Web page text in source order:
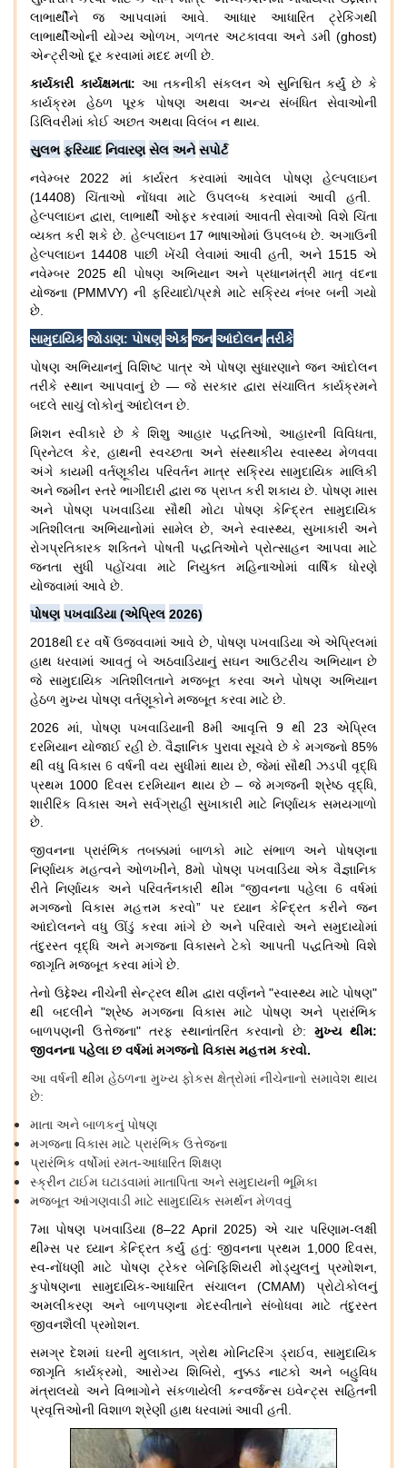
લાભાર્થીને
જ આપવામાં આવે. આધાર આધારિત
ટ્રેકિંગથી
લાભાર્થીઓની યોગ્ય ઓળખ,ગળતર અટકાવવા અને ડમી(ghost)
એન્ટ્રીઓ દૂર કરવામાં મદદ મળી છે.
કાર્યકારી કાર્યક્ષમતા: આ તકનીકી સંકલન એ સુનિશ્ચિત કર્યું છે કે
કાર્યક્રમ
હેઠળ પૂરક પોષણ અથવા અન્ય સંબંધિત
સેવાઓની
ડિલિવરીમાં કોઈ અછત અથવા વિલંબ ન થાય.
સુલભ ફરિયાદ નિવારણ સેલ અને સપોર્ટ
નવેમ્બર 2022 માં કાર્યરત કરવામાં આવેલ પોષણ
હેલ્પલાઇન
(14408) ચિંતાઓ નોંધવા માટે ઉપલબ્ધ કરવામાં આવી હતી.
હેલ્પલાઇન દ્વારા, લાભાર્થી ઓફર કરવામાં આવતી સેવાઓ વિશે ચિંતા
વ્યક્ત કરી શકે છે. હેલ્પલાઇન17ભાષાઓમાં ઉપલબ્ધ છે.અગાઉની
હેલ્પલાઇન 14408 પાછી ખેંચી લેવામાં આવી હતી,અને 1515એ
નવેમ્બર 2025થી પોષણ અભિયાન અને પ્રધાનમંત્રી માતૃ વંદના
યોજના (PMMVY) ની ફરિયાદો/પ્રશ્નો માટે સક્રિય નંબર બની ગયો
છે.
સામુદાયિક જોડાણ: પોષણ એક જન આંદોલન તરીકે
પોષણ અભિયાનનું વિશિષ્ટ પાત્ર એ પોષણ સુધારણાને જન આંદોલન
તરીકે સ્થાન આપવાનું છે—જે સરકાર દ્વારા સંચાલિત કાર્યક્રમને
બદલે સાચું લોકોનું આંદોલન છે.
મિશન સ્વીકારે છે કે શિશુ આહાર પદ્ધતિઓ, આહારની વિવિધતા,
પ્રિનેટલ કેર, હાથની સ્વચ્છતા અને સંસ્થાકીય સ્વાસ્થ્ય મેળવવા
અંગે કાયમી વર્તણૂકીય પરિવર્તન માત્ર સક્રિય સામુદાયિક માલિકી
અને જમીન સ્તરે ભાગીદારી દ્વારા જ પ્રાપ્ત કરી શકાય છે. પોષણ માસ
અને
પોષણ પખવાડિયા સૌથી મોટા પોષણ કેન્દ્રિત
સામુદાયિક
ગતિશીલતા અભિયાનોમાં સામેલ છે, અને સ્વાસ્થ્ય, સુખાકારી અને
રોગપ્રતિકારક શક્તિને પોષતી પદ્ધતિઓને પ્રોત્સાહન આપવા માટે
જનતા
સુધી પહોંચવા માટે નિયુક્ત મહિનાઓમાં વાર્ષિક
ધોરણે
યોજવામાં આવે છે.
પોષણ પખવાડિયા (એપ્રિલ 2026)
2018થી દર વર્ષે ઉજવવામાં આવે છે,પોષણ પખવાડિયા એ એપ્રિલમાં
હાથ ધરવામાં આવતું બે અઠવાડિયાનું સઘન આઉટરીચ અભિયાન છે
જે સામુદાયિક ગતિશીલતાને મજબૂત કરવા અને પોષણ અભિયાન
હેઠળ મુખ્ય પોષણ વર્તણૂકોને મજબૂત કરવા માટે છે.
2026 માં, પોષણ પખવાડિયાની 8મી આવૃત્તિ 9 થી 23 એપ્રિલ
દરમિયાન યોજાઈ રહી છે. વૈજ્ઞાનિક પુરાવા સૂચવે છે કે મગજનો 85%
થી વધુ વિકાસ 6વર્ષની વય સુધીમાં થાય છે, જેમાં સૌથી ઝડપી વૃદ્ધિ
પ્રથમ 1000 દિવસ દરમિયાન થાય છે – જે મગજની શ્રેષ્ઠ વૃદ્ધિ,
શારીરિક વિકાસ અને સર્વગ્રાહી સુખાકારી માટે નિર્ણાયક સમયગાળો
છે.
જીવનના
પ્રારંભિક તબક્કામાં બાળકો માટે સંભાળ અને
પોષણના
નિર્ણાયક મહત્વને ઓળખીને, 8મો પોષણ પખવાડિયા એક વૈજ્ઞાનિક
રીતે નિર્ણાયક અને પરિવર્તનકારી થીમ “જીવનના પહેલા 6 વર્ષમાં
મગજનો
વિકાસ મહત્તમ કરવો” પર ધ્યાન કેન્દ્રિત કરીને
જન
આંદોલનને વધુ ઊંડું કરવા માંગે છે અને પરિવારો અને સમુદાયોમાં
તંદુરસ્ત વૃદ્ધિ અને મગજના વિકાસને ટેકો આપતી પદ્ધતિઓ વિશે
જાગૃતિ મજબૂત કરવા માંગે છે.
તેનો ઉદ્દેશ્ય નીચેની સેન્ટ્રલ થીમ દ્વારા વર્ણનને "સ્વાસ્થ્ય માટે પોષણ"
થી
બદલીને"શ્રેષ્ઠ મગજના વિકાસ માટે પોષણ અને
પ્રારંભિક
બાળપણની ઉત્તેજના" તરફ સ્થાનાંતરિત કરવાનો છે:મુખ્ય થીમ:
જીવનના પહેલા છ વર્ષમાં મગજનો વિકાસ મહત્તમ કરવો.
આ વર્ષની થીમ હેઠળના મુખ્ય ફોકસ ક્ષેત્રોમાં નીચેનાનો સમાવેશ થાય
છે:
માતા અને બાળકનું પોષણ
મગજના વિકાસ માટે પ્રારંભિક ઉત્તેજના
પ્રારંભિક વર્ષોમાં રમત-આધારિત શિક્ષણ
સ્ક્રીન ટાઈમ ઘટાડવામાં માતાપિતા અને સમુદાયની ભૂમિકા
મજબૂત આંગણવાડી માટે સામુદાયિક સમર્થન મેળવવું
7મા પોષણ પખવાડિયા(8–22 April 2025) એ ચાર પરિણામ-લક્ષી
થીમ્સ પર ધ્યાન કેન્દ્રિત કર્યું હતું:જીવનના પ્રથમ 1,000 દિવસ,
સ્વ-નોંધણી માટે પોષણ ટ્રેકર બેનિફિશિયરી મોડ્યુલનું પ્રમોશન,
કુપોષણના
સામુદાયિક-આધારિત સંચાલન (CMAM) પ્રોટોકોલનું
અમલીકરણ
અને બાળપણના મેદસ્વીતાને સંબોધવા માટે
તંદુરસ્ત
જીવનશૈલી પ્રમોશન.
સમગ્ર દેશમાં ઘરની મુલાકાત,ગ્રોથ મોનિટરિંગ ડ્રાઈવ,સામુદાયિક
જાગૃતિ કાર્યક્રમો, આરોગ્ય શિબિરો, નુક્કડ નાટકો અને બહુવિધ
મંત્રાલયો અને વિભાગોને સંકળાયેલી કન્વર્જન્સ ઇવેન્ટ્સ સહિતની
પ્રવૃત્તિઓની વિશાળ શ્રેણી હાથ ધરવામાં આવી હતી.